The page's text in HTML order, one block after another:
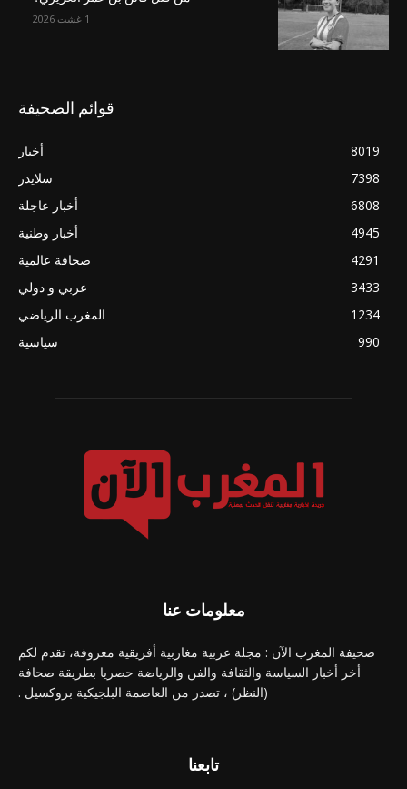
1 غشت 2026
قوائم الصحيفة
أخبار
8019
سلايدر
7398
أخبار عاجلة
6808
أخبار وطنية
4945
صحافة عالمية
4291
عربي و دولي
3433
المغرب الرياضي
1234
سياسية
990
معلومات عنا
صحيفة المغرب الآن : مجلة عربية مغاربية أفريقية معروفة، تقدم لكم
أخر أخبار السياسة والثقافة والفن والرياضة حصريا بطريقة صحافة
(النظر) ، تصدر من العاصمة البلجيكية بروكسيل .
تابعنا